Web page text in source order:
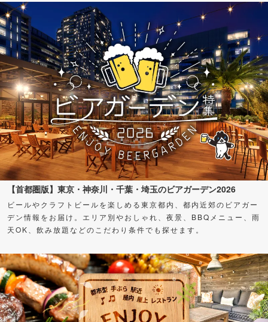
【首都圏版】東京・神奈川・千葉・埼玉のビアガーデン2026
ビールやクラフトビールを楽しめる東京都内、都内近郊のビアガー
デン情報をお届け。エリア別やおしゃれ、夜景、BBQメニュー、雨
天OK、飲み放題などのこだわり条件でも探せます。